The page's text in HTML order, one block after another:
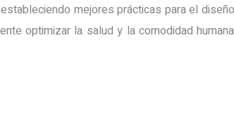
mejores prácticas para el diseño
optimizar la salud y la comodidad humana